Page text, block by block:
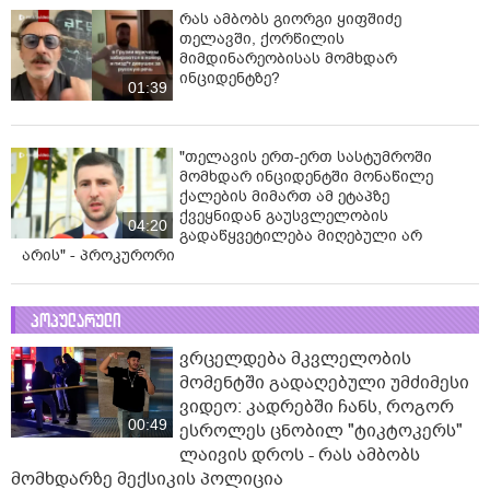
01:39
რას ამბობს გიორგი ყიფშიძე
თელავში, ქორწილის
მიმდინარეობისას მომხდარ
ინციდენტზე?
04:20
"თელავის ერთ-ერთ სასტუმროში
მომხდარ ინციდენტში მონაწილე
ქალების მიმართ ამ ეტაპზე
ქვეყნიდან გაუსვლელობის
გადაწყვეტილება მიღებული არ
არის" - პროკურორი
პოპულარული
00:49
ვრცელდება მკვლელობის
მომენტში გადაღებული უმძიმესი
ვიდეო: კადრებში ჩანს, როგორ
ესროლეს ცნობილ "ტიკტოკერს"
ლაივის დროს - რას ამბობს
მომხდარზე მექსიკის პოლიცია